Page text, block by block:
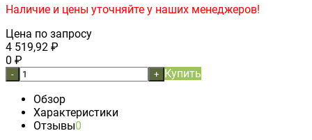
Наличие и цены уточняйте у наших менеджеров!
Цена по запросу
4 519,92 ₽
0 ₽
- + Купить
Обзор
Характеристики
Отзывы0